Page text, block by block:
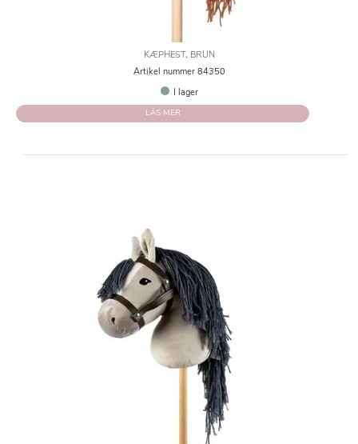
KÆPHEST, BRUN
Artikel nummer 84350
I lager
LÄS MER